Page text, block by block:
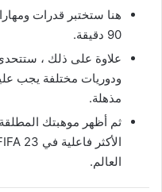
هنا ستختبر قدرات
90 دقيقة.
علاوة على ذلك ،
ودوريات مختلفة يجب
مذهلة.
ثم أظهر موهبتك
العالم.